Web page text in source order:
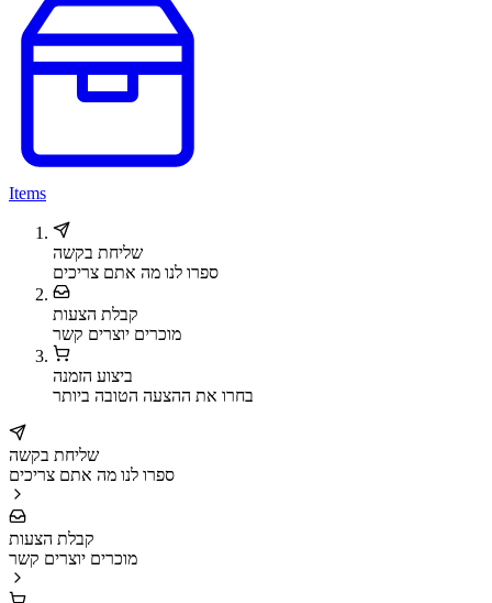
Items
שליחת בקשה
ספרו לנו מה אתם צריכים
קבלת הצעות
מוכרים יוצרים קשר
ביצוע הזמנה
בחרו את ההצעה הטובה ביותר
שליחת בקשה
ספרו לנו מה אתם צריכים
קבלת הצעות
מוכרים יוצרים קשר